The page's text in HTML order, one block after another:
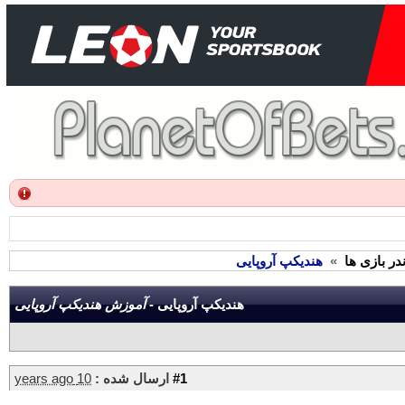
بازی ها » هندیکپ آروپایی
هندیکپ آروپایی -آموزش هندیکپ آروپایی
#1 ارسال شده : 10 years ago